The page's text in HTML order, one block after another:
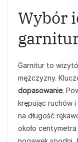
Wybór
Garnitur to
mężczyzny.
dopasowanie.
krępując ruchów
na długość
około